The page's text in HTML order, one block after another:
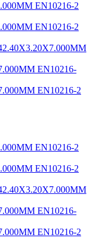
EN10216-2
EN10216-2
EN10216-
EN10216-2
EN10216-2
EN10216-2
EN10216-
EN10216-2